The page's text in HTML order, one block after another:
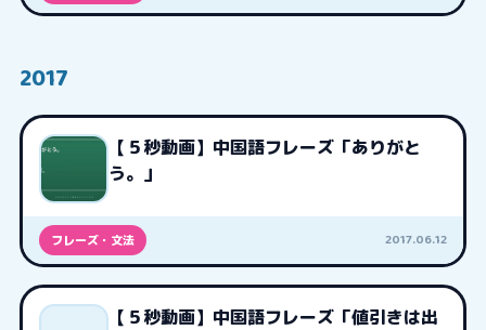
2017
【５秒動画】中国語フレーズ「ありがと
う。」
フレーズ・文法 2017.06.12
【５秒動画】中国語フレーズ「値引きは出